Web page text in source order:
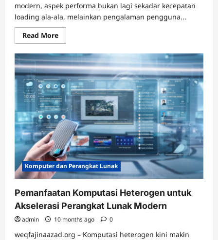
modern, aspek performa bukan lagi sekadar kecepatan
loading ala-ala, melainkan pengalaman pengguna...
Read MoreRead
more
Mengoptimalkan
CDN
dan
Edge
Computing
untuk
Performa
Web
Masa
Kini
Komputer dan Perangkat Lunak
Pemanfaatan Komputasi Heterogen untuk
Akselerasi Perangkat Lunak Modern
admin 10 months ago 0
weqfajinaazad.org – Komputasi heterogen kini makin